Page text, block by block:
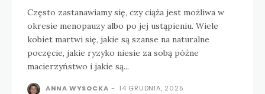
Często zastanawiamy się, czy ciąża jest możliwa w
okresie menopauzy albo po jej ustąpieniu. Wiele
kobiet martwi się, jakie są szanse na naturalne
poczęcie, jakie ryzyko niesie za sobą późne
macierzyństwo i jakie są...
ANNA WYSOCKA - 14 GRUDNIA, 2025